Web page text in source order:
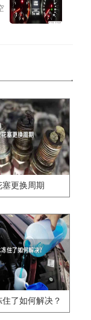
塞更换周期
了如何解决？